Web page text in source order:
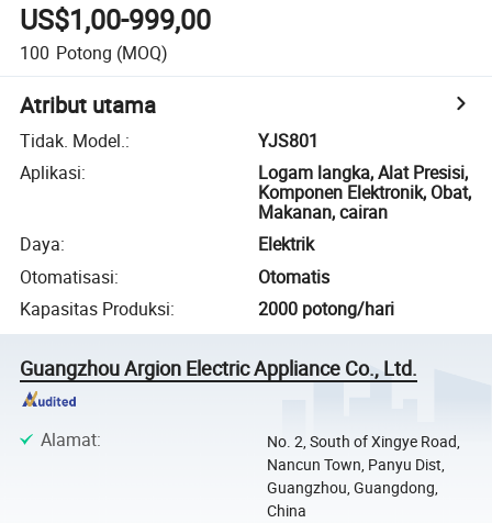
US$1,00-999,00
100 Potong (MOQ)
Atribut utama
Tidak. Model.:
YJS801
Aplikasi:
Logam langka, Alat Presisi,
Komponen Elektronik, Obat,
Makanan, cairan
Daya:
Elektrik
Otomatisasi:
Otomatis
Kapasitas Produksi: 2000 potong/hari
Guangzhou Argion Electric Appliance Co., Ltd.
Alamat:
No. 2, South of Xingye Road,
Nancun Town, Panyu Dist,
Guangzhou, Guangdong,
China